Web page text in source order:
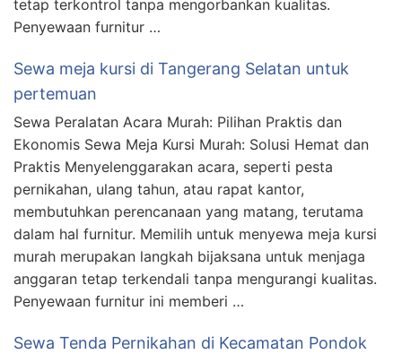
tetap terkontrol tanpa mengorbankan kualitas.
Penyewaan furnitur …
Sewa meja kursi di Tangerang Selatan untuk
pertemuan
Sewa Peralatan Acara Murah: Pilihan Praktis dan
Ekonomis Sewa Meja Kursi Murah: Solusi Hemat dan
Praktis Menyelenggarakan acara, seperti pesta
pernikahan, ulang tahun, atau rapat kantor,
membutuhkan perencanaan yang matang, terutama
dalam hal furnitur. Memilih untuk menyewa meja kursi
murah merupakan langkah bijaksana untuk menjaga
anggaran tetap terkendali tanpa mengurangi kualitas.
Penyewaan furnitur ini memberi …
Sewa Tenda Pernikahan di Kecamatan Pondok